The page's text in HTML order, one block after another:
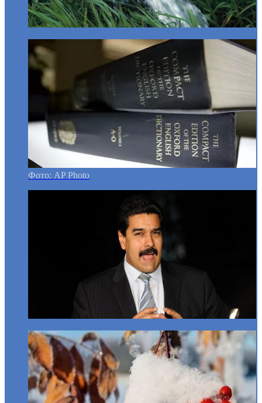
Фото: AP Photo